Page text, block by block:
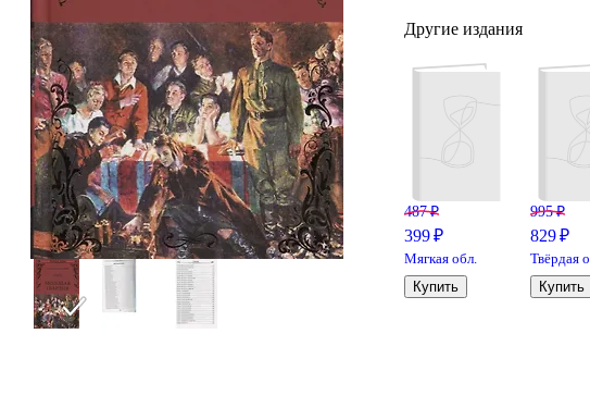
Другие издания
487 ₽
399 ₽
Мягкая обл.
Купить
995 ₽
829 ₽
Твёрдая
Купить